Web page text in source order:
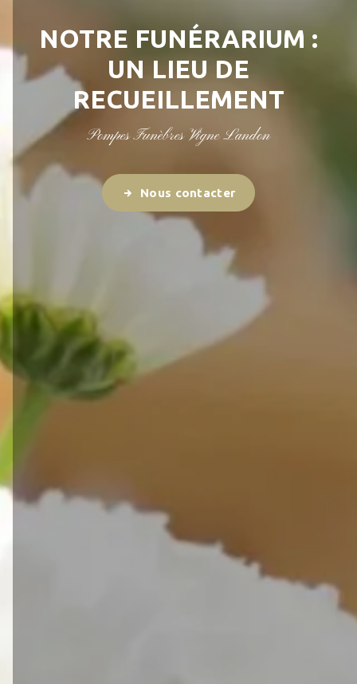
NOTRE FUNÉRARIUM :
UN LIEU DE
RECUEILLEMENT
Pompes Funèbres Vigne Landon
Nous contacter